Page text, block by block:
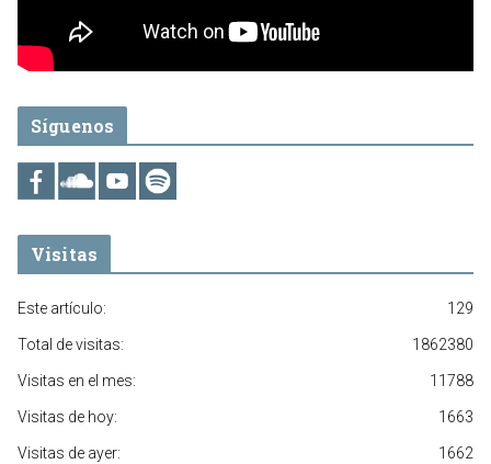
Síguenos
Visitas
129
Este artículo:
1862380
Total de visitas:
11788
Visitas en el mes:
1663
Visitas de hoy:
1662
Visitas de ayer: